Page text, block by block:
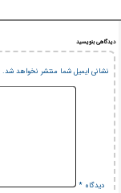
دیدگاهی بنویسید
نشانی ایمیل شما منتشر نخواهد شد.
دیدگاه*